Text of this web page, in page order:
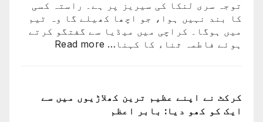
توجہ سری لنکا کی سیریز پر ہے۔ راستہ کسی
کا بند نہیں ہوا، جو اچھا کھیلے گا وہ ٹیم
میں ہوگا۔ کراچی میں میڈیا سے گفتگو کرتے
ہوئے فاطمہ ثناء کا کہنا… Read more
:
کرکٹ نے اپنے عظیم ترین کھلاڑیوں میں سے
ایک کو کھو دیا: بابر اعظم